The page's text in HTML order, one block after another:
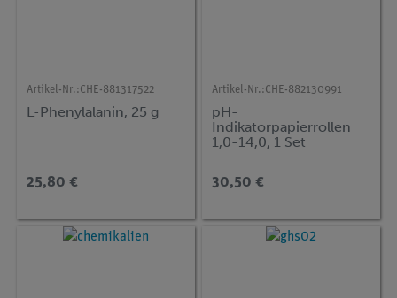
Artikel-Nr.:CHE-881317522
L-Phenylalanin, 25 g
25,80 €
Artikel-Nr.:CHE-882130991
pH-
Indikatorpapierrollen
1,0-14,0, 1 Set
30,50 €